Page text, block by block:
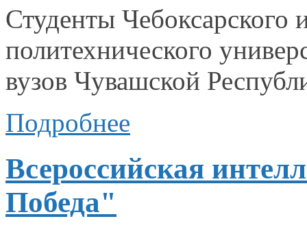
Студенты Чебоксарского
политехнического
вузов Чувашской
Подробнее
Всероссийская
Победа"